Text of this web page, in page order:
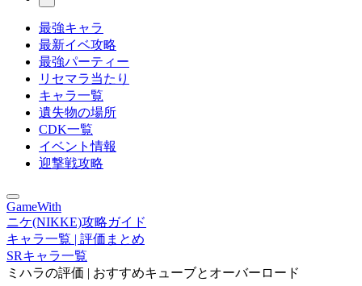
最強キャラ
最新イベ攻略
最強パーティー
リセマラ当たり
キャラ一覧
遺失物の場所
CDK一覧
イベント情報
迎撃戦攻略
GameWith
ニケ(NIKKE)攻略ガイド
キャラ一覧 | 評価まとめ
SRキャラ一覧
ミハラの評価 | おすすめキューブとオーバーロード